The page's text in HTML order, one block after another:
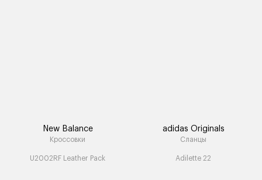
New Balance
Кроссовки
U2002RF Leather Pack
adidas Originals
Сланцы
Adilette 22